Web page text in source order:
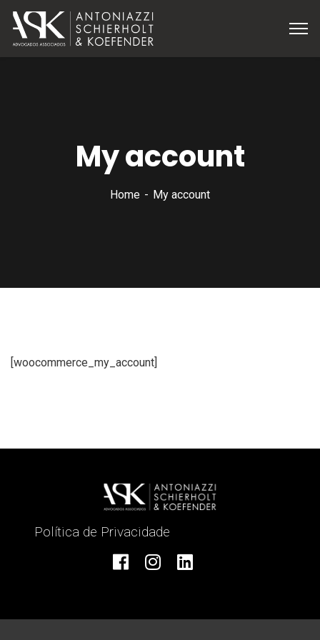
My account
Home My account
[woocommerce_my_account]
Política de Privacidade